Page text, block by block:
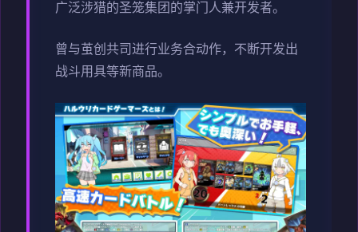
广泛涉猎的圣笼集团的掌门人兼开发者。
曾与茧创共司进行业务合动作，不断开发出
战斗用具等新商品。